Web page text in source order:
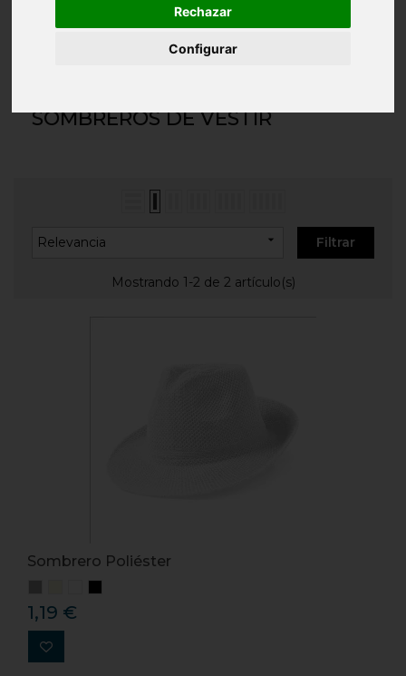
Rechazar
Configurar
Sombreros de Vestir
SOMBREROS DE VESTIR
Relevancia  Filtrar
Mostrando 1-2 de 2 artículo(s)
Sombrero Poliéster
1,19 €